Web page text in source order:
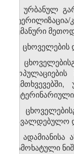
3. ურბანულ
ჰუმანური
4.
5.
6.
სავალდებულო
ა)
გამოხატული